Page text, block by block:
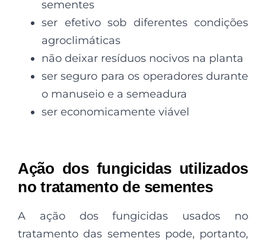
sementes
ser efetivo sob diferentes condições
agroclimáticas
não deixar resíduos nocivos na planta
ser seguro para os operadores durante
o manuseio e a semeadura
ser economicamente viável
Ação dos fungicidas utilizados
no tratamento de sementes
A ação dos fungicidas usados no
tratamento das sementes pode, portanto,